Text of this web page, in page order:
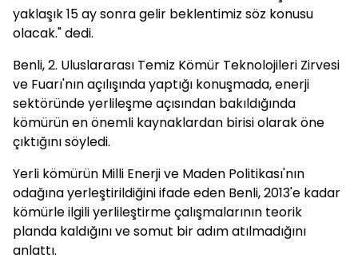
yaklaşık 15 ay sonra gelir beklentimiz söz konusu
olacak." dedi.
Benli, 2. Uluslararası Temiz Kömür Teknolojileri Zirvesi
ve Fuarı'nın açılışında yaptığı konuşmada, enerji
sektöründe yerlileşme açısından bakıldığında
kömürün en önemli kaynaklardan birisi olarak öne
çıktığını söyledi.
Yerli kömürün Milli Enerji ve Maden Politikası'nın
odağına yerleştirildiğini ifade eden Benli, 2013'e kadar
kömürle ilgili yerlileştirme çalışmalarının teorik
planda kaldığını ve somut bir adım atılmadığını
anlattı.